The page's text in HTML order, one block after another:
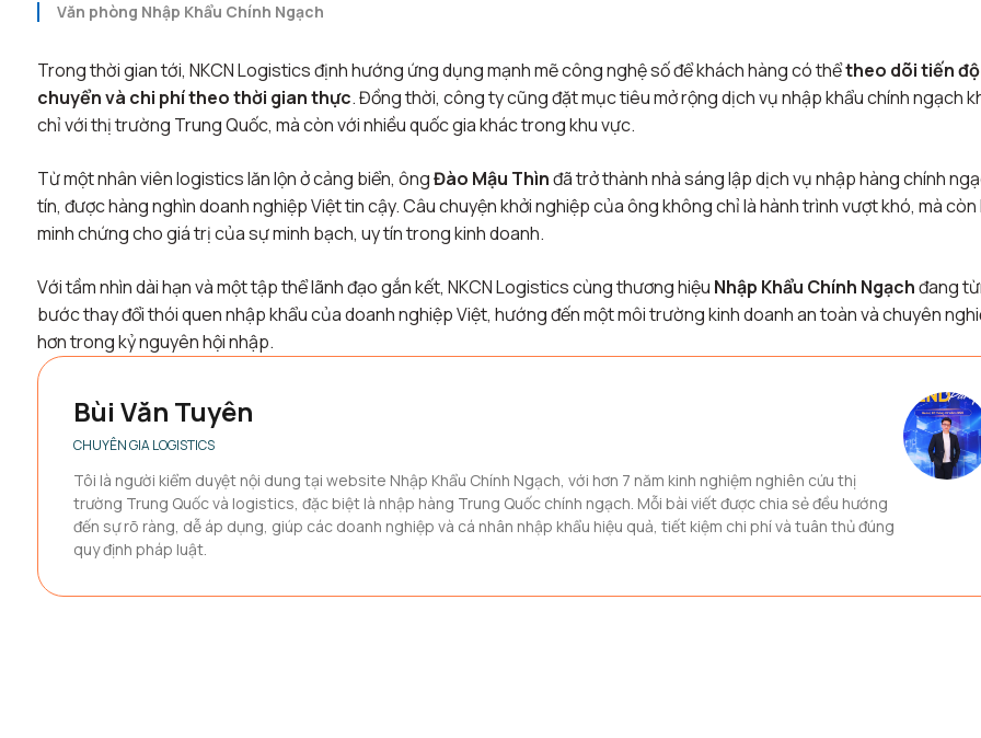
Văn phòng Nhập Khẩu Chính Ngạch
Trong thời gian tới, NKCN Logistics định hướng ứng dụng mạnh mẽ công nghệ số để khách hàng có thểtheo dõi tiến
chuyển và chi phí theo thời gian thực. Đồng thời, công ty cũng đặt mục tiêu mở rộng dịch vụ nhập khẩu chính ngạch
chỉ với thị trường Trung Quốc, mà còn với nhiều quốc gia khác trong khu vực.
Từ một nhân viên logistics lăn lộn ở cảng biển, ôngĐào Mậu Thìnđã trở thành nhà sáng lập dịch vụ nhập hàng chính
tín, được hàng nghìn doanh nghiệp Việt tin cậy. Câu chuyện khởi nghiệp của ông không chỉ là hành trình vượt khó, mà còn
minh chứng cho giá trị của sự minh bạch, uy tín trong kinh doanh.
Với tầm nhìn dài hạn và một tập thể lãnh đạo gắn kết, NKCN Logistics cùng thương hiệu Nhập Khẩu Chính Ngạchđang
bước thay đổi thói quen nhập khẩu của doanh nghiệp Việt, hướng đến một môi trường kinh doanh an toàn và chuyên
hơn trong kỷ nguyên hội nhập.
Bùi Văn Tuyên
CHUYÊN GIA LOGISTICS
Tôi là người kiểm duyệt nội dung tại website Nhập Khẩu Chính Ngạch, với hơn 7 năm kinh nghiệm nghiên cứu thị
trường Trung Quốc và logistics, đặc biệt là nhập hàng Trung Quốc chính ngạch. Mỗi bài viết được chia sẻ đều hướng
đến sự rõ ràng, dễ áp dụng, giúp các doanh nghiệp và cá nhân nhập khẩu hiệu quả, tiết kiệm chi phí và tuân thủ đúng
quy định pháp luật.